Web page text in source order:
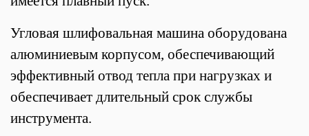
Угловая шлифовальная машина оборудована
алюминиевым корпусом, обеспечивающий
эффективный отвод тепла при нагрузках и
обеспечивает длительный срок службы
инструмента.